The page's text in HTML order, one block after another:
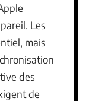
Les
mais
des
de